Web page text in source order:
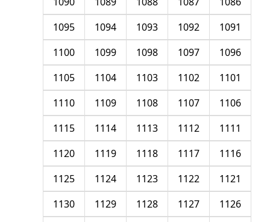
1091
1092
1093
1094
1095
1096
1097
1098
1099
1100
1101
1102
1103
1104
1105
1106
1107
1108
1109
1110
1111
1112
1113
1114
1115
1116
1117
1118
1119
1120
1121
1122
1123
1124
1125
1126
1127
1128
1129
1130